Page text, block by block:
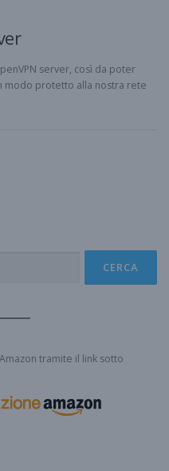
server, così da poter
modo protetto alla nostra rete
tramite il link sotto